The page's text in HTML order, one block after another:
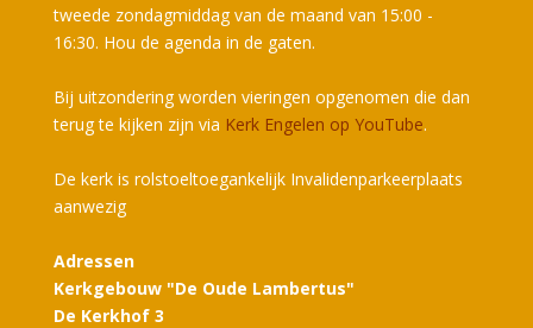
tweede zondagmiddag van de maand van 15:00 -
16:30. Hou de agenda in de gaten.
Bij uitzondering worden vieringen opgenomen die dan
terug te kijken zijn via Kerk Engelen op YouTube.
De kerk is rolstoeltoegankelijk Invalidenparkeerplaats
aanwezig
Adressen
Kerkgebouw "De Oude Lambertus"
De Kerkhof 3